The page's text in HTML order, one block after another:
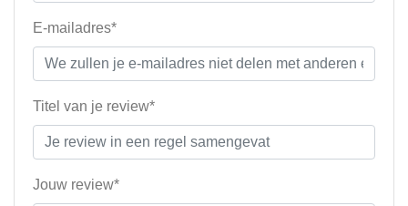
E-mailadres*
Titel van je review*
Jouw review*